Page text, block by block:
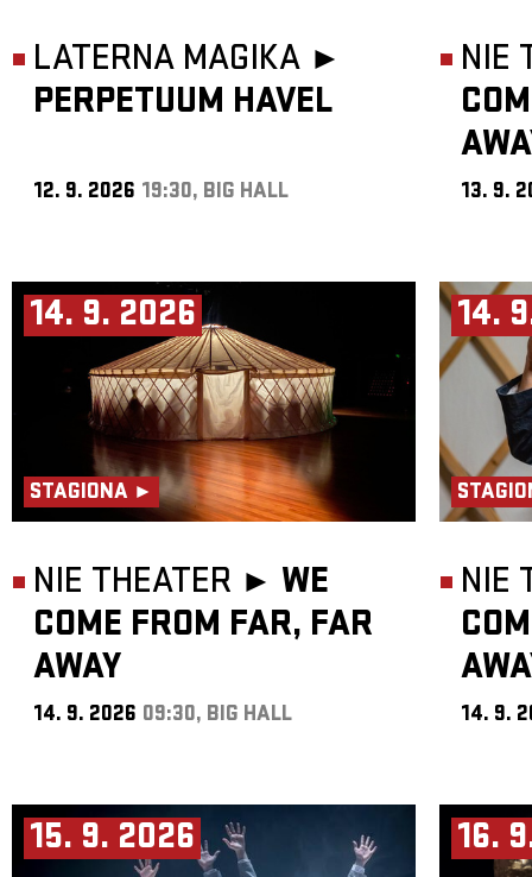
LATERNA MAGIKA ►
PERPETUUM HAVEL
12. 9. 2026 19:30, BIG HALL
NIE
13. 9.
14. 9. 2026
STAGIONA ►
NIE THEATER ► WE
COME FROM FAR, FAR
AWAY
14. 9. 2026 09:30, BIG HALL
14.
NIE
14. 9.
15. 9. 2026 16.